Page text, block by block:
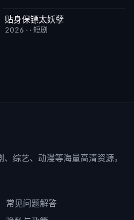
完结
贴身保镖太妖孽
2026 · · 短剧
综艺、动漫等海量高清资源，
常见问题解答